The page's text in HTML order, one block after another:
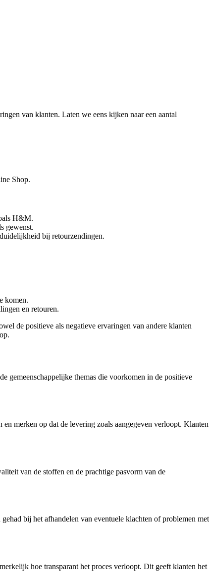
van klanten. Laten we eens kijken naar een aantal
Shop.
H&M.
gewenst.
bij retourzendingen.
komen.
en retouren.
de positieve als negatieve ervaringen van andere klanten
gemeenschappelijke themas die voorkomen in de positieve
merken op dat de levering zoals aangegeven verloopt. Klanten
van de stoffen en de prachtige pasvorm van de
bij het afhandelen van eventuele klachten of problemen met
hoe transparant het proces verloopt. Dit geeft klanten het